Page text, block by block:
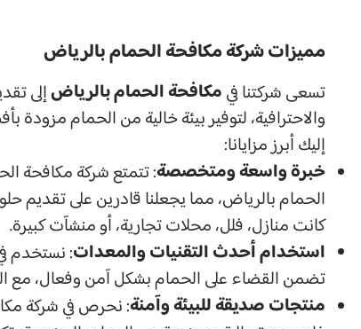
مميزات شركة مكافحة الحمام بالرياض
تسعى شركتنا فيمكافحة الحمام بالرياضإلى
والاحترافية، لتوفير بيئة خالية من الحمام مزودة
إليك أبرز مزايانا:
خبرة واسعة ومتخصصة: تتمتع شركة مكافحة
الحمام بالرياض، مما يجعلنا قادرين على تقديم
كانت منازل، فلل، محلات تجارية، أو منشآت كبيرة.
استخدام أحدث التقنيات والمعدات: نستخدم
تضمن القضاء على الحمام بشكل آمن وفعال، مع
منتجات صديقة للبيئة وآمنة: نحرص في شركة